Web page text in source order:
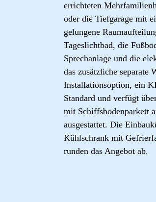
errichteten
oder die Tiefgarage mit
gelungene
Tageslichtbad, die
Sprechanlage und die
das zusätzliche separate
Installationsoption, ein
Standard und verfügt
mit Schiffsbodenparkett
ausgestattet. Die
Kühlschrank mit
runden das Angebot ab.